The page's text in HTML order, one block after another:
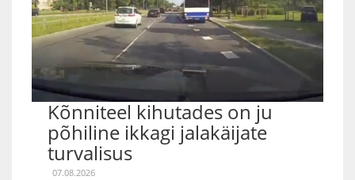
Kõnniteel kihutades on ju
põhiline ikkagi jalakäijate
turvalisus
07.08.2026